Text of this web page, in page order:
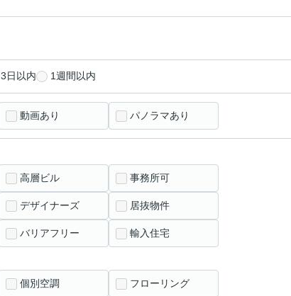
3日以内 1週間以内
動画あり パノラマあり
高層ビル 事務所可
デザイナーズ 居抜物件
バリアフリー 輸入住宅
個別空調 フローリング